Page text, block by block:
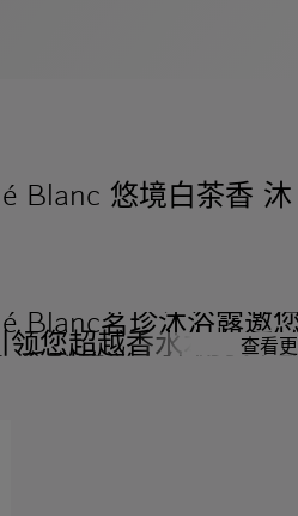
Blanc 悠境白茶香 沐
Blanc茗珍沐浴露邀
您超越香水本身，沉
系列的迷人体验，重
精髓。
查看